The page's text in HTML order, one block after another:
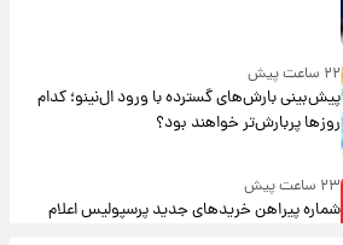
۲۲ ساعت پیش
پیش‌بینی بارش‌های گسترده با ورود ال‌نینو؛ کدام
روزها پربارش‌تر خواهند بود؟
۲۳ ساعت پیش
شماره پیراهن خریدهای جدید پرسپولیس اعلام